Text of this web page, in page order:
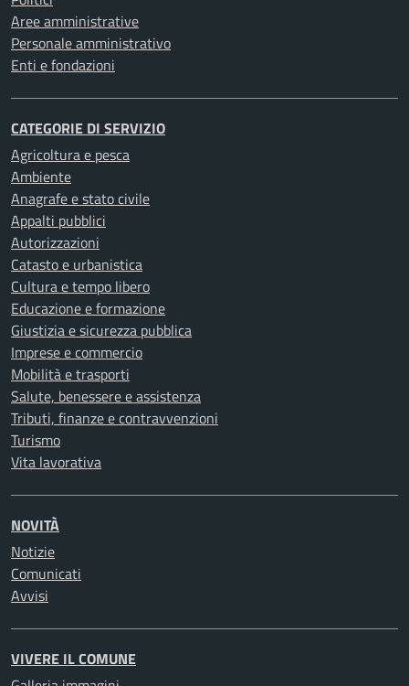
Aree amministrative
Personale amministrativo
Enti e fondazioni
CATEGORIE DI SERVIZIO
Agricoltura e pesca
Ambiente
Anagrafe e stato civile
Appalti pubblici
Autorizzazioni
Catasto e urbanistica
Cultura e tempo libero
Educazione e formazione
Giustizia e sicurezza pubblica
Imprese e commercio
Mobilità e trasporti
Salute, benessere e assistenza
Tributi, finanze e contravvenzioni
Turismo
Vita lavorativa
NOVITÀ
Notizie
Comunicati
Avvisi
VIVERE IL COMUNE